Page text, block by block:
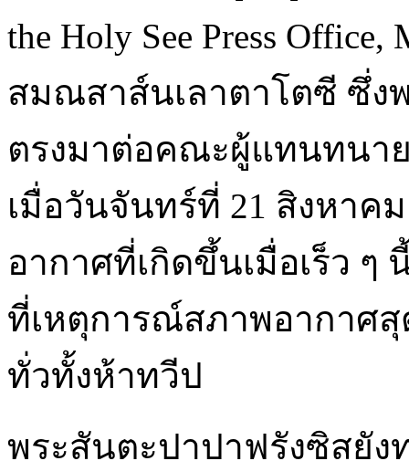
the Holy See Press
สมณสาส์นเลาตาโตซี ซึ่ง
ตรงมาต่อคณะผู้แทนทนา
เมื่อวันจันทร์ที่ 21 สิงหาค
อากาศที่เกิดขึ้นเมื่อเร็ว ๆ
ที่เหตุการณ์สภาพอากาศ
ทั่วทั้งห้าทวีป
พระสันตะปาปาฟรังซิสยั